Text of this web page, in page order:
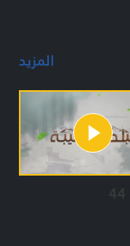
المزيد